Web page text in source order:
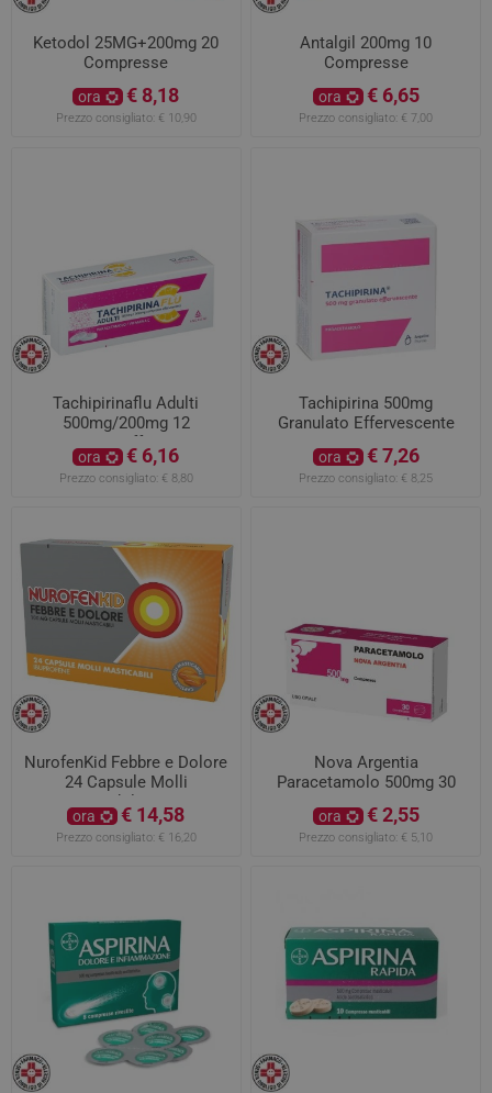
Ketodol 25MG+200mg 20
Compresse
ora € 8,18
Prezzo consigliato: € 10,90
Antalgil 200mg 10
Compresse
ora € 6,65
Prezzo consigliato: € 7,00
Tachipirinaflu Adulti
500mg/200mg 12
Compresse Effervescenti
ora € 6,16
Prezzo consigliato: € 8,80
Tachipirina 500mg
Granulato Effervescente
ora € 7,26
Prezzo consigliato: € 8,25
NurofenKid Febbre e Dolore
24 Capsule Molli
Masticabili 100mg
ora € 14,58
Prezzo consigliato: € 16,20
Nova Argentia
Paracetamolo 500mg 30
ora € 2,55
Prezzo consigliato: € 5,10